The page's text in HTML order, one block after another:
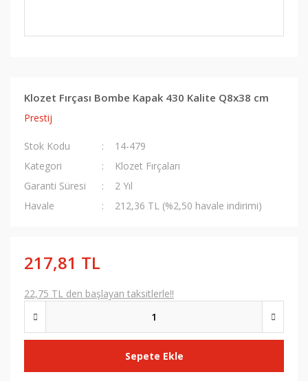
Klozet Fırçası Bombe Kapak 430 Kalite Q8x38 cm
Prestij
Stok Kodu
14-479
Kategori
Klozet Fırçaları
Garanti Süresi
2 Yıl
Havale
212,36 TL (%2,50 havale indirimi)
217,81 TL
22,75 TL den başlayan taksitlerle!!
Sepete Ekle